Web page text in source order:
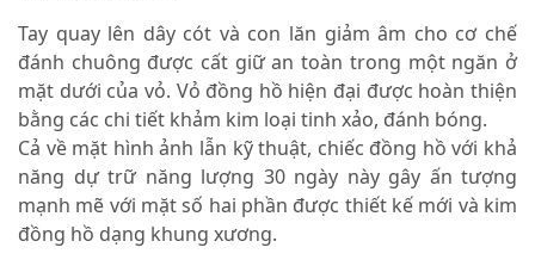
Tay quay lên dây cót và con lăn giảm âm cho cơ chế
đánh chuông được cất giữ an toàn trong một ngăn ở
mặt dưới của vỏ. Vỏ đồng hồ hiện đại được hoàn thiện
bằng các chi tiết khảm kim loại tinh xảo, đánh bóng.
Cả về mặt hình ảnh lẫn kỹ thuật, chiếc đồng hồ với khả
năng dự trữ năng lượng 30 ngày này gây ấn tượng
mạnh mẽ với mặt số hai phần được thiết kế mới và kim
đồng hồ dạng khung xương.